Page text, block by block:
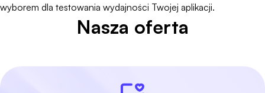
wyborem dla testowania wydajności Twojej aplikacji.
Nasza oferta